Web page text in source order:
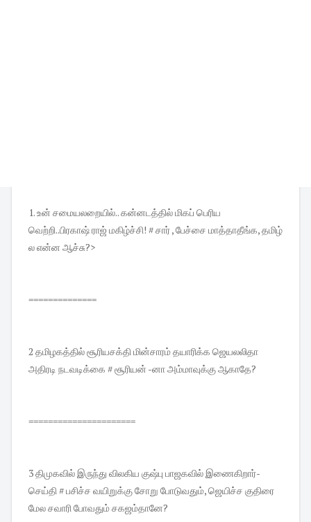
1. உன் சமையலறையில்.. கன்னடத்தில் மிகப் பெரிய
வெற்றி..பிரகாஷ் ராஜ் மகிழ்ச்சி! # சார் , பேச்சை மாத்தாதீங்க, தமிழ்
ல என்ன ஆச்சு?>
==============
2 தமிழகத்தில் சூரியசக்தி மின்சாரம் தயாரிக்க ஜெயலலிதா
அதிரடி நடவடிக்கை # சூரியன் -னா அம்மாவுக்கு ஆகாதே?
======================
3 திமுகவில் இருந்து விலகிய குஷ்பு பாஜகவில் இணைகிறார்-
செய்தி # பசிச்ச வயிறுக்கு சோறு போடுவதும், ஜெயிச்ச குதிரை
மேல சவாரி போவதும் சகஜம்தானே?